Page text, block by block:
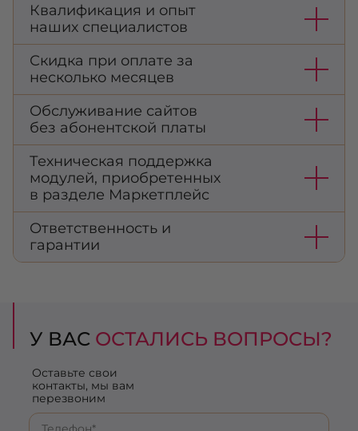
Квалификация и опыт
наших специалистов
Скидка при оплате за
несколько месяцев
Обслуживание сайтов
без абонентской платы
Техническая поддержка
модулей, приобретенных
в разделе Маркетплейс
Ответственность и
гарантии
У ВАС ОСТАЛИСЬ ВОПРОСЫ?
Оставьте свои
контакты, мы вам
перезвоним